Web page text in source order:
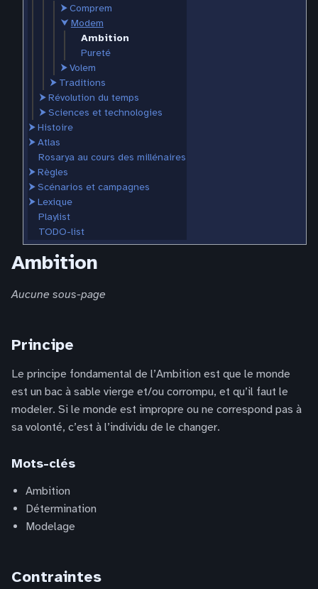
⮞Comprem
⮟ Modem
Ambition
Pureté
⮞Volem
⮞ Traditions
⮞Révolution du temps
⮞Sciences et technologies
⮞Histoire
⮞Atlas
Rosarya au cours des millénaires
⮞Règles
⮞Scénarios et campagnes
⮞Lexique
Playlist
TODO-list
Ambition
Aucune sous-page
Principe
Le principe fondamental de l’Ambition est que le monde
est un bac à sable vierge et/ou corrompu, et qu’il faut le
modeler. Si le monde est impropre ou ne correspond pas à
sa volonté, c’est à l’individu de le changer.
Mots-clés
Ambition
Détermination
Modelage
Contraintes